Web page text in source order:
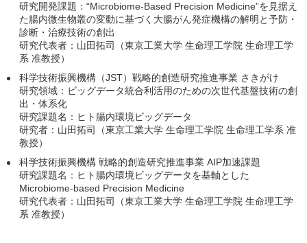
研究開発課題：“Microbiome-Based Precision Medicine”を見据え
た腸内微生物叢の変動に基づく大腸がん発症機構の解明と予防・
診断・治療技術の創出
研究代表者：山田拓司（東京工業大学 生命理工学院 生命理工学
系 准教授）
科学技術振興機構（JST）戦略的創造研究推進事業 さきがけ
研究領域：ビッグデータ統合利活用のための次世代基盤技術の創
出・体系化
研究課題名：ヒト腸内環境ビッグデータ
研究者：山田拓司（東京工業大学 生命理工学院 生命理工学系 准
教授）
科学技術振興機構 戦略的創造研究推進事業 AIP加速課題
研究課題名：ヒト腸内環境ビッグデータを基軸とした
Microbiome-based Precision Medicine
研究代表者：山田拓司（東京工業大学 生命理工学院 生命理工学
系 准教授）